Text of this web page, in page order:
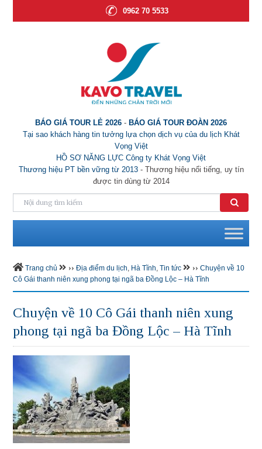
0962 70 5533
BÁO GIÁ TOUR LẺ 2026 - BÁO GIÁ TOUR ĐOÀN 2026
Tại sao khách hàng tin tưởng lựa chọn dịch vụ của du lịch Khát
Vọng Việt
HỒ SƠ NĂNG LỰC Công ty Khát Vọng Việt
Thương hiệu PT bền vững từ 2013- Thương hiệu nổi tiếng, uy tín
được tin dùng từ 2014
Trang chủ ›› Địa điểm du lịch, Hà Tĩnh,Tin tức ›› Chuyện về 10
Cô Gái thanh niên xung phong tại ngã ba Đồng Lộc – Hà Tĩnh
Chuyện về 10 Cô Gái thanh niên xung
phong tại ngã ba Đồng Lộc – Hà Tĩnh